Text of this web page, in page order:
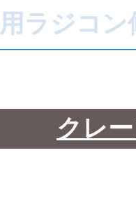
ラジコ
クレ